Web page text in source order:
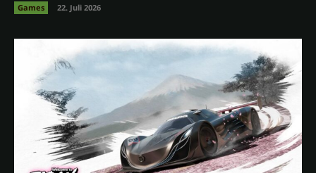
Games 22. Juli 2026